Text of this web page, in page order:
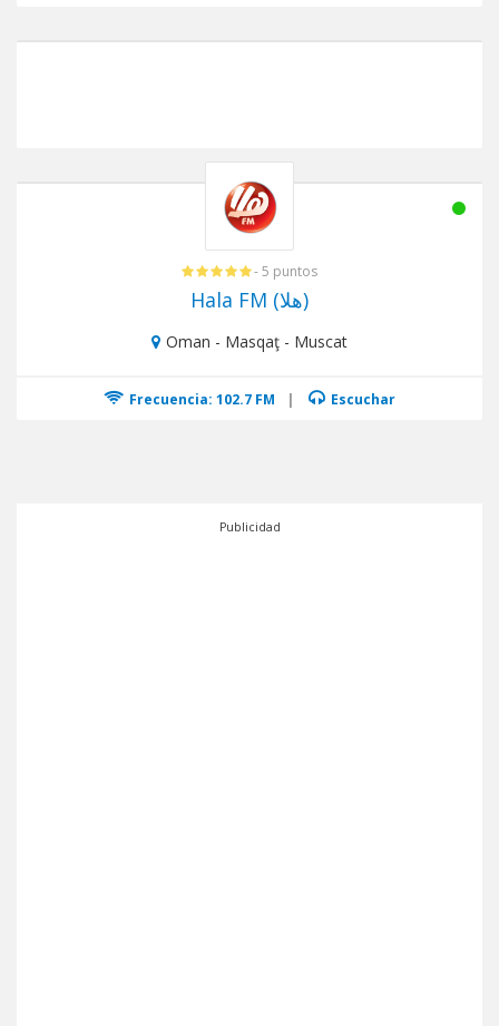
- 5 puntos
Hala FM (هلا)
Oman - Masqaţ - Muscat
Frecuencia: 102.7 FM | Escuchar
Publicidad